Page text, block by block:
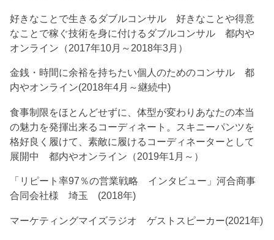
好きなことで生きるダブルコンサル 好きなことや得意
なことで稼ぐ技術を身に付けるダブルコンサル 都内や
オンライン（2017年10月～2018年3月）
金銭・時間に余裕を持ちたい個人のためのコンサル 都
内やオンライン(2018年4月～継続中)
食事制限をほとんどせずに、体型が変わりあなたの本当
の魅力を発揮出来るコーディネート。スキニーパンツを
格好良く履けて、素敵に履けるコーディネーターとして
展開中 都内やオンライン（2019年1月～）
「リピート率97％の営業戦略 インタビュー」河合商事
合同会社様 埼玉 (2018年)
マーケティングマイズラジオ ゲストスピーカー(2021年)